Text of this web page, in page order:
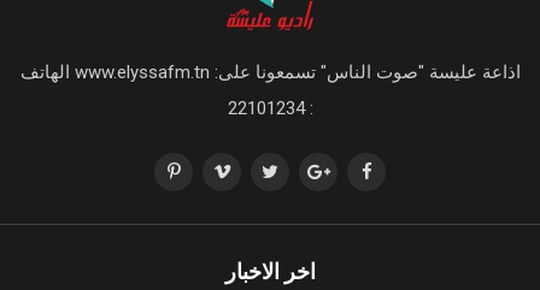
اذاعة عليسة "صوت الناس" تسمعونا على: www.elyssafm.tn الهاتف
اخر الاخبار